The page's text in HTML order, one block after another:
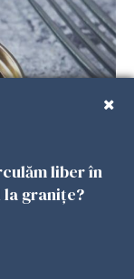
a două
liber în
la granițe?